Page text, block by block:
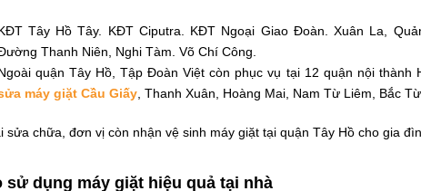
Tây Hồ Tây. KĐT Ciputra. KĐT Ngoại Giao Đoàn. Xuân La,
Thanh Niên, Nghi Tàm. Võ Chí Công.
quận Tây Hồ, Tập Đoàn Việt còn phục vụ tại 12 quận nội
máy giặt Cầu Giấy, Thanh Xuân, Hoàng Mai, Nam Từ Liêm, Bắc
sửa chữa, đơn vị còn nhận vệ sinh máy giặt tại quận Tây Hồ cho gia
sử dụng máy giặt hiệu quả tại nhà